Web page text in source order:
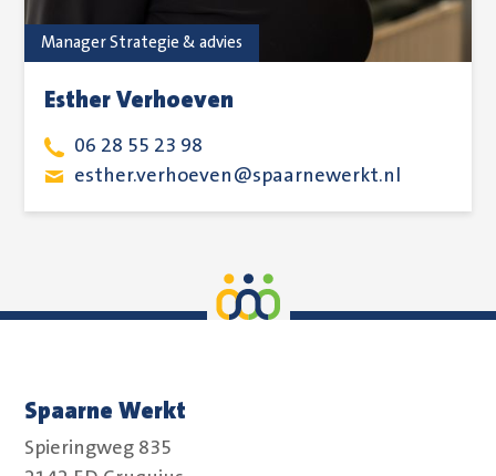
Esther Verhoeven
06 28 55 23 98
esther.verhoeven@spaarnewerkt.nl
Manager Strategie & advies
Spaarne Werkt
Spieringweg 835